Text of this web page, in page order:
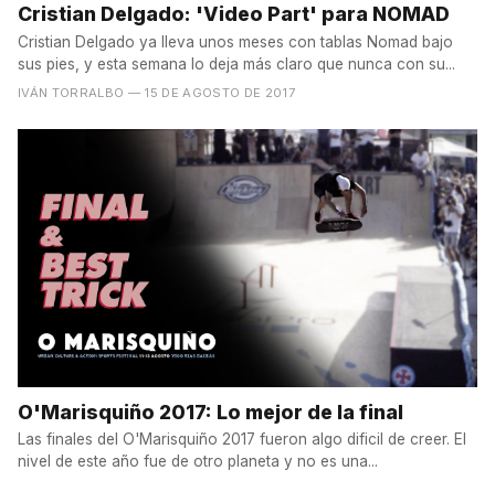
Cristian Delgado: 'Video Part' para NOMAD
Cristian Delgado ya lleva unos meses con tablas Nomad bajo
sus pies, y esta semana lo deja más claro que nunca con su...
IVÁN TORRALBO — 15 DE AGOSTO DE 2017
O'Marisquiño 2017: Lo mejor de la final
Las finales del O'Marisquiño 2017 fueron algo dificil de creer. El
nivel de este año fue de otro planeta y no es una...